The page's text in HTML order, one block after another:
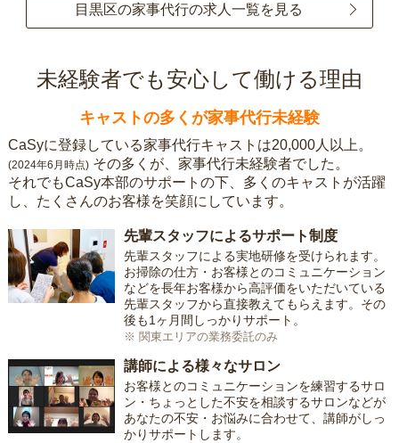
目黒区の家事代行の求人一覧を見る
未経験者でも安心して働ける理由
キャストの多くが家事代行未経験
CaSyに登録している家事代行キャストは20,000人以上。
(2024年6月時点) その多くが、家事代行未経験者でした。
それでもCaSy本部のサポートの下、多くのキャストが活躍
し、たくさんのお客様を笑顔にしています。
先輩スタッフによるサポート制度
先輩スタッフによる実地研修を受けられます。
お掃除の仕方・お客様とのコミュニケーション
などを長年お客様から高評価をいただいている
先輩スタッフから直接教えてもらえます。その
後も1ヶ月間しっかりサポート。
※ 関東エリアの業務委託のみ
講師による様々なサロン
お客様とのコミュニケーションを練習するサロ
ン・ちょっとした不安を相談するサロンなどが
あなたの不安・お悩みに合わせて、講師がしっ
かりサポートします。